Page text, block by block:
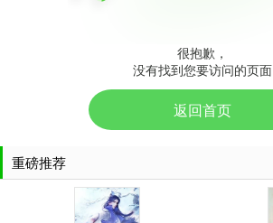
很抱歉，
没有找到您要访问的页面
返回首页
重磅推荐